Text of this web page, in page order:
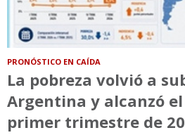
PRONÓSTICO EN CAÍDA
La pobreza volvió a
Argentina y alcanzó el
primer trimestre de